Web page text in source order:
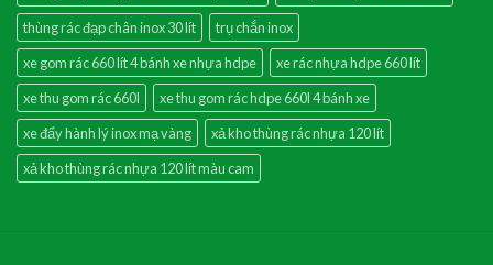
thùng rác đạp chân inox 30 lít
trụ chắn inox
xe gom rác 660 lít 4 bánh xe nhựa hdpe
xe rác nhựa hdpe 660 lít
xe thu gom rác 660l
xe thu gom rác hdpe 660l 4 bánh xe
xe đẩy hành lý inox mạ vàng
xả kho thùng rác nhựa 120 lít
xả kho thùng rác nhựa 120 lít màu cam